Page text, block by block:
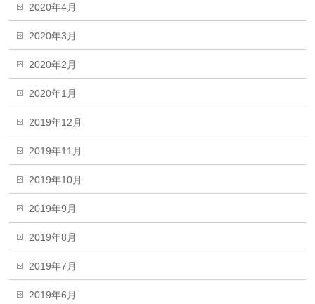
2020年4月
2020年3月
2020年2月
2020年1月
2019年12月
2019年11月
2019年10月
2019年9月
2019年8月
2019年7月
2019年6月